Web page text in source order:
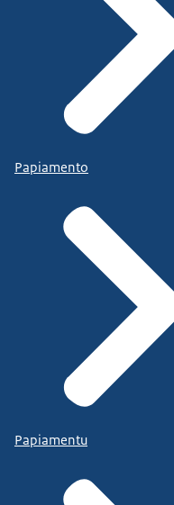
Papiamento
Papiamentu